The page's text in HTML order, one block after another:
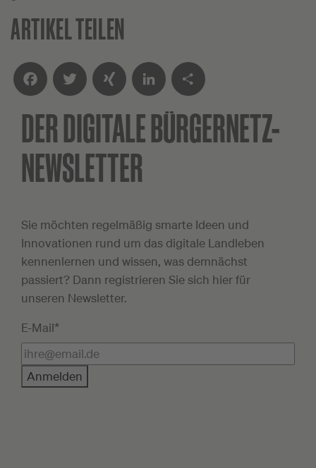
ARTIKEL TEILEN
FacebookTwitter XING LinkedInTeilen
DER DIGITALEBÜRGERNETZ-
NEWSLETTER
Sie möchten regelmäßig smarte Ideen und
Innovationen rund um das digitale Landleben
kennenlernen und wissen, was demnächst
passiert? Dann registrieren Sie sich hier für
unseren Newsletter.
E-Mail*
Anmelden